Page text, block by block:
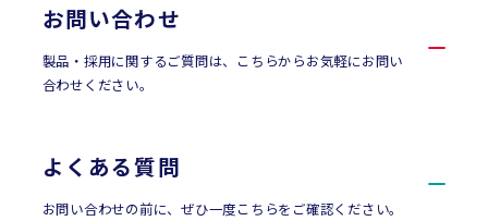
お問い合わせ
製品・採用に関するご質問は、こちらからお気軽にお問い
合わせください。
よくある質問
お問い合わせの前に、ぜひ一度こちらをご確認ください。